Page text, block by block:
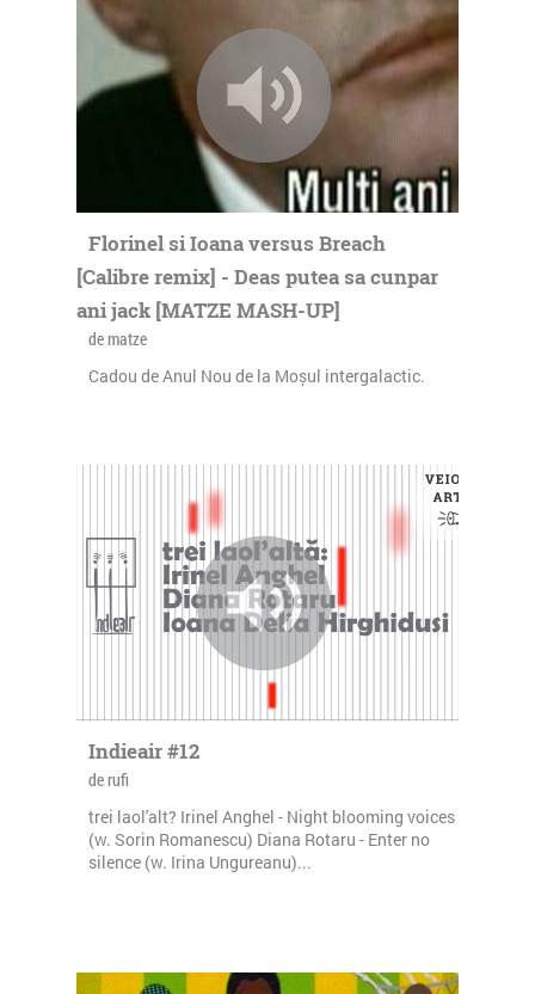
Florinel si Ioana versus Breach
[Calibre remix] - Deas putea sa cunpar
ani jack [MATZE MASH-UP]
de matze
Cadou de Anul Nou de la Moșul intergalactic.
Indieair #12
de rufi
trei laol'alt? Irinel Anghel - Night blooming voices
(w. Sorin Romanescu) Diana Rotaru - Enter no
silence (w. Irina Ungureanu)...